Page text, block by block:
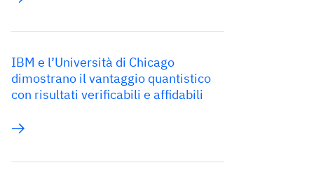
IBM e l’Università di Chicago
dimostrano il vantaggio quantistico
con risultati verificabili e affidabili